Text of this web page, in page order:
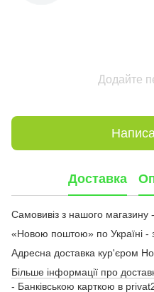
Додайте
Доставка
Самовивіз з нашого магазину
«Новою поштою» по Україні -
Адресна доставка кур'єром
Більше інформації про
- Банківською карткою в